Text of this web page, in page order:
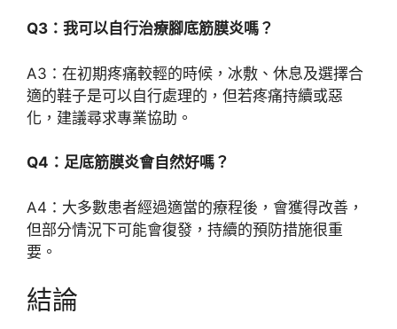
Q3：我可以自行治療腳底筋膜炎嗎？
A3：在初期疼痛較輕的時候，冰敷、休息及選擇合
適的鞋子是可以自行處理的，但若疼痛持續或惡
化，建議尋求專業協助。
Q4：足底筋膜炎會自然好嗎？
A4：大多數患者經過適當的療程後，會獲得改善，
但部分情況下可能會復發，持續的預防措施很重
要。
結論